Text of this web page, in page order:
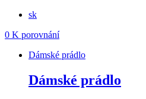
sk
0 K porovnání
Dámské prádlo
Dámské prádlo